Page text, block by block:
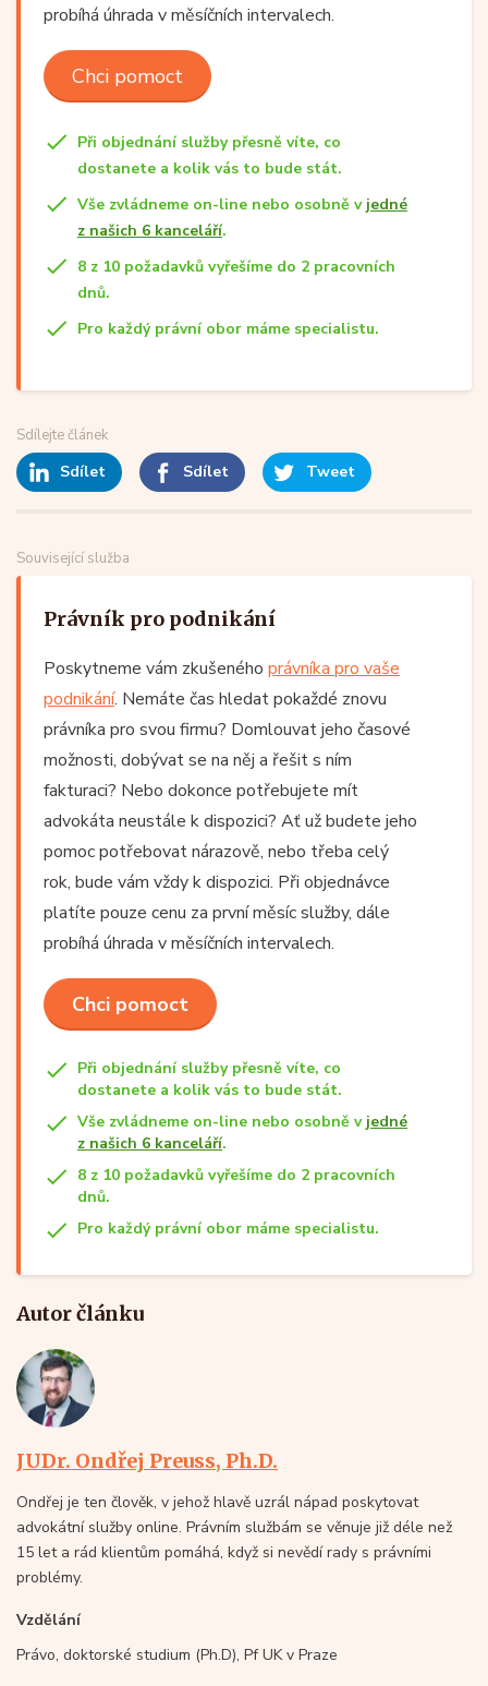
probíhá úhrada v měsíčních intervalech.
Chci pomoct
Při objednání služby přesně víte, co
dostanete a kolik vás to bude stát.
Vše zvládneme on-line nebo osobně v jedné
z našich 6 kanceláří.
8 z 10 požadavků vyřešíme do 2 pracovních
dnů.
Pro každý právní obor máme specialistu.
Sdílejte článek
Sdílet Sdílet Tweet
Související služba
Právník pro podnikání
Poskytneme vám zkušeného právníka pro vaše
podnikání. Nemáte čas hledat pokaždé znovu
právníka pro svou firmu? Domlouvat jeho časové
možnosti, dobývat se na něj a řešit s ním
fakturaci? Nebo dokonce potřebujete mít
advokáta neustále k dispozici? Ať už budete jeho
pomoc potřebovat nárazově, nebo třeba celý
rok, bude vám vždy k dispozici. Při objednávce
platíte pouze cenu za první měsíc služby, dále
probíhá úhrada v měsíčních intervalech.
Chci pomoct
Při objednání služby přesně víte, co
dostanete a kolik vás to bude stát.
Vše zvládneme on-line nebo osobně v jedné
z našich 6 kanceláří.
8 z 10 požadavků vyřešíme do 2 pracovních
dnů.
Pro každý právní obor máme specialistu.
Autor článku
JUDr. Ondřej Preuss, Ph.D.
Ondřej je ten člověk, v jehož hlavě uzrál nápad poskytovat
advokátní služby online. Právním službám se věnuje již déle než
15 let a rád klientům pomáhá, když si nevědí rady s právními
problémy.
Vzdělání
Právo, doktorské studium (Ph.D), Pf UK v Praze